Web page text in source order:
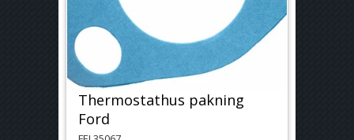
Thermostathus pakning
Ford